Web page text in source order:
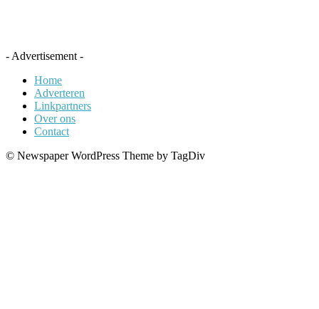
- Advertisement -
Home
Adverteren
Linkpartners
Over ons
Contact
© Newspaper WordPress Theme by TagDiv